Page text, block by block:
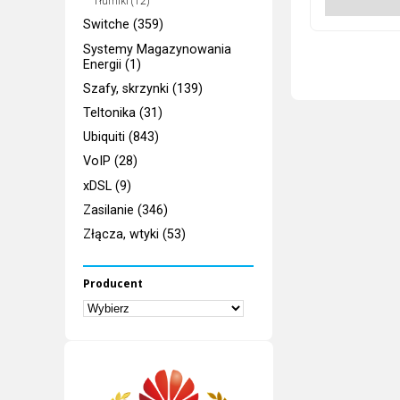
Switche (359)
Systemy Magazynowania
Energii (1)
Szafy, skrzynki (139)
Teltonika (31)
Ubiquiti (843)
VoIP (28)
xDSL (9)
Zasilanie (346)
Złącza, wtyki (53)
Producent